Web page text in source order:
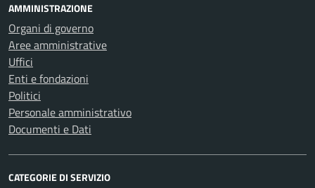
AMMINISTRAZIONE
Organi di governo
Aree amministrative
Uffici
Enti e fondazioni
Politici
Personale amministrativo
Documenti e Dati
CATEGORIE DI SERVIZIO